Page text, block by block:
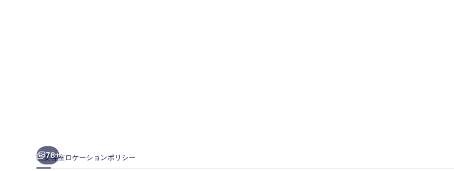
真78+
概要客室ロケーションポリシー